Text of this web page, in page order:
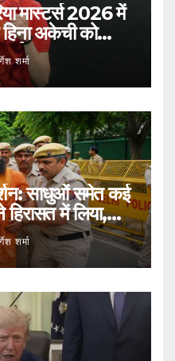
मास्टर्स 2026 में
हिना अकेची को
जगह
शर्मा
साधुओं समेत कई
हिरासत में लिया,
शर्मा